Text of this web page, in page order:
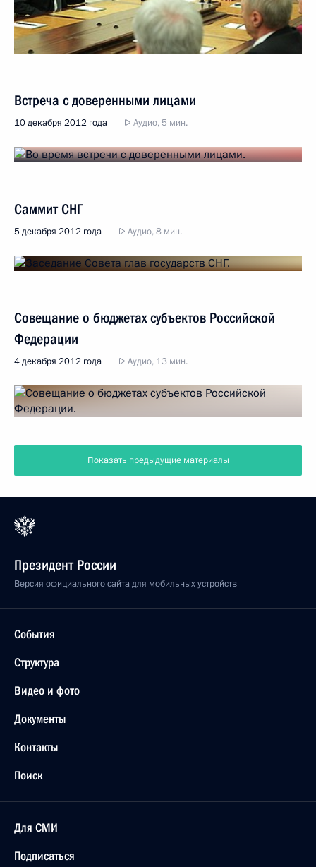
Встреча с доверенными лицами
10 декабря 2012 года Аудио, 5 мин.
Саммит СНГ
5 декабря 2012 года Аудио, 8 мин.
Совещание о бюджетах субъектов Российской
Федерации
4 декабря 2012 года Аудио, 13 мин.
Показать предыдущие материалы
Президент России
Версия официального сайта для мобильных устройств
События
Структура
Видео и фото
Документы
Контакты
Поиск
Для СМИ
Подписаться